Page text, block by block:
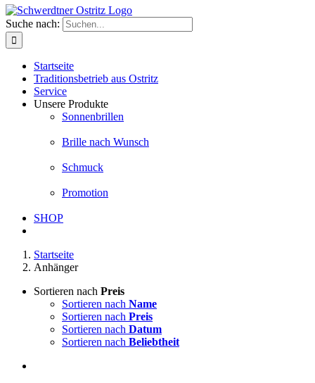
Suche nach:
Startseite
Traditionsbetrieb aus Ostritz
Service
Unsere Produkte
Sonnenbrillen
Brille nach Wunsch
Schmuck
Promotion
SHOP
Startseite
Anhänger
Sortieren nach Preis
Sortieren nach Name
Sortieren nach Preis
Sortieren nach Datum
Sortieren nach Beliebtheit